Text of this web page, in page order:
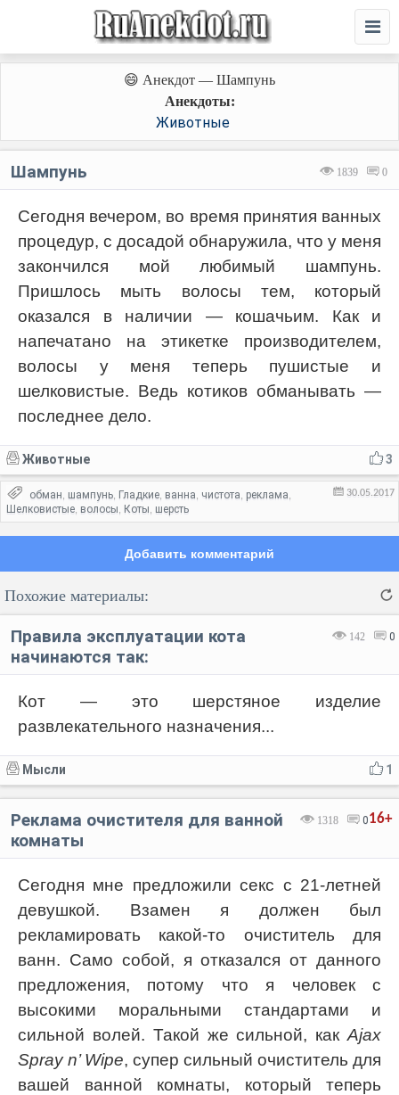
😄 Анекдот — Шампунь
Анекдоты:
Животные
1839 0
Шампунь
Сегодня вечером, во время принятия ванных
процедур, с досадой обнаружила, что у меня
закончился мой любимый шампунь.
Пришлось мыть волосы тем, который
оказался в наличии — кошачьим. Как и
напечатано на этикетке производителем,
волосы у меня теперь пушистые и
шелковистые. Ведь котиков обманывать —
последнее дело.
3
Животные
30.05.2017
обман, шампунь, Гладкие, ванна, чистота, реклама,
Шелковистые, волосы, Коты, шерсть
Добавить комментарий
Похожие материалы:
142 0
Правила эксплуатации кота
начинаются так:
Кот — это шерстяное изделие
развлекательного назначения...
1
Мысли
16+
1318 0
Реклама очистителя для ванной
комнаты
Сегодня мне предложили секс с 21-летней
девушкой. Взамен я должен был
рекламировать какой-то очиститель для
ванн. Само собой, я отказался от данного
предложения, потому что я человек с
высокими моральными стандартами и
сильной волей. Такой же сильной, как Ajax
Spray n’ Wipe, супер сильный очиститель для
вашей ванной комнаты, который теперь